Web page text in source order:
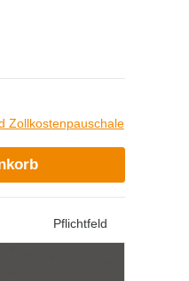
Zollkostenpauschale
Pflichtfeld